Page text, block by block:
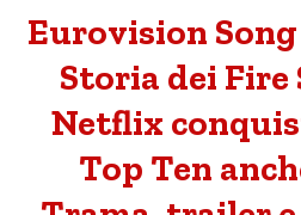
Eurovision
Storia dei Fire
Netflix
Top Ten